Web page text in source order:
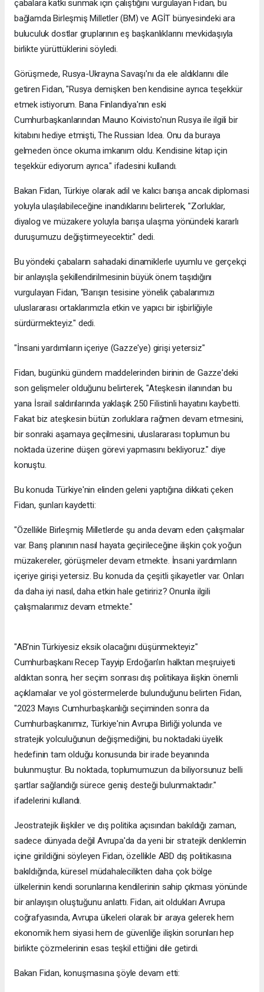
çabalara katkı sunmak için çalıştığını vurgulayan Fidan, bu
bağlamda Birleşmiş Milletler (BM) ve AGİT bünyesindeki ara
buluculuk dostlar gruplarının eş başkanlıklarını mevkidaşıyla
birlikte yürüttüklerini söyledi.
Görüşmede, Rusya-Ukrayna Savaşı'nı da ele aldıklarını dile
getiren Fidan, "Rusya demişken ben kendisine ayrıca teşekkür
etmek istiyorum. Bana Finlandiya'nın eski
Cumhurbaşkanlarından Mauno Koivisto'nun Rusya ile ilgili bir
kitabını hediye etmişti, The Russian Idea. Onu da buraya
gelmeden önce okuma imkanım oldu. Kendisine kitap için
teşekkür ediyorum ayrıca." ifadesini kullandı.
Bakan Fidan, Türkiye olarak adil ve kalıcı barışa ancak diplomasi
yoluyla ulaşılabileceğine inandıklarını belirterek, "Zorluklar,
diyalog ve müzakere yoluyla barışa ulaşma yönündeki kararlı
duruşumuzu değiştirmeyecektir." dedi.
Bu yöndeki çabaların sahadaki dinamiklerle uyumlu ve gerçekçi
bir anlayışla şekillendirilmesinin büyük önem taşıdığını
vurgulayan Fidan, "Barışın tesisine yönelik çabalarımızı
uluslararası ortaklarımızla etkin ve yapıcı bir işbirliğiyle
sürdürmekteyiz." dedi.
"İnsani yardımların içeriye (Gazze'ye) girişi yetersiz"
Fidan, bugünkü gündem maddelerinden birinin de Gazze'deki
son gelişmeler olduğunu belirterek, "Ateşkesin ilanından bu
yana İsrail saldırılarında yaklaşık 250 Filistinli hayatını kaybetti.
Fakat biz ateşkesin bütün zorluklara rağmen devam etmesini,
bir sonraki aşamaya geçilmesini, uluslararası toplumun bu
noktada üzerine düşen görevi yapmasını bekliyoruz." diye
konuştu.
Bu konuda Türkiye'nin elinden geleni yaptığına dikkati çeken
Fidan, şunları kaydetti:
"Özellikle Birleşmiş Milletlerde şu anda devam eden çalışmalar
var. Barış planının nasıl hayata geçirileceğine ilişkin çok yoğun
müzakereler, görüşmeler devam etmekte. İnsani yardımların
içeriye girişi yetersiz. Bu konuda da çeşitli şikayetler var. Onları
da daha iyi nasıl, daha etkin hale getiririz? Onunla ilgili
çalışmalarımız devam etmekte."
"AB'nin Türkiyesiz eksik olacağını düşünmekteyiz"
Cumhurbaşkanı Recep Tayyip Erdoğan'ın halktan meşruiyeti
aldıktan sonra, her seçim sonrası dış politikaya ilişkin önemli
açıklamalar ve yol göstermelerde bulunduğunu belirten Fidan,
"2023 Mayıs Cumhurbaşkanlığı seçiminden sonra da
Cumhurbaşkanımız, Türkiye'nin Avrupa Birliği yolunda ve
stratejik yolculuğunun değişmediğini, bu noktadaki üyelik
hedefinin tam olduğu konusunda bir irade beyanında
bulunmuştur. Bu noktada, toplumumuzun da biliyorsunuz belli
şartlar sağlandığı sürece geniş desteği bulunmaktadır."
ifadelerini kullandı.
Jeostratejik ilişkiler ve dış politika açısından bakıldığı zaman,
sadece dünyada değil Avrupa'da da yeni bir stratejik denklemin
içine girildiğini söyleyen Fidan, özellikle ABD dış politikasına
bakıldığında, küresel müdahalecilikten daha çok bölge
ülkelerinin kendi sorunlarına kendilerinin sahip çıkması yönünde
bir anlayışın oluştuğunu anlattı. Fidan, ait oldukları Avrupa
coğrafyasında, Avrupa ülkeleri olarak bir araya gelerek hem
ekonomik hem siyasi hem de güvenliğe ilişkin sorunları hep
birlikte çözmelerinin esas teşkil ettiğini dile getirdi.
Bakan Fidan, konuşmasına şöyle devam etti: